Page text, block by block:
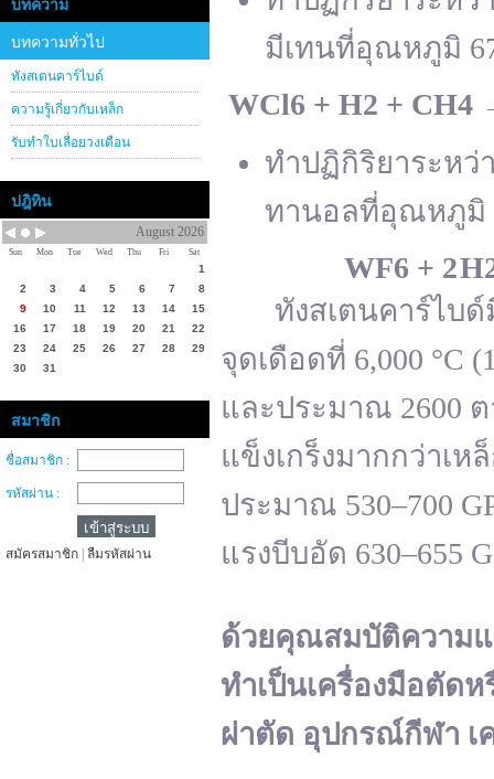
บทความ
บทความทั่วไป
ทังสเตนคาร์ไบด์
ความรู้เกี่ยวกับเหล็ก
รับทำใบเลื่อยวงเดือน
ปฎิทิน
August 2026
Sun Mon Tue Wed Thu Fri Sat
1
2
3 4 5 6 7
8
9
10 11 12 13 14
15
16
17 18 19 20 21
22
23
24 25 26 27 28
29
30
31
สมาชิก
ชื่อสมาชิก :
รหัสผ่าน :
สมัครสมาชิก ลืมรหัสผ่าน
มีเทนที่อุณหภูมิ
WCl6 + H2 + CH4
ทำปฏิกิริยาระหว่
ทานอลที่อุณหภูมิ
WF6 + 2 H
ทังสเตนคาร์ไบด์มี
จุดเดือดที่ 6,000 °C
และประมาณ 2600
แข็งเกร็งมากกว่าเ
ประมาณ 530–700
แรงบีบอัด 630–655
ด้วยคุณสมบัติความแ
ทำเป็นเครื่องมือตัดห
ผ่าตัด อุปกรณ์กีฬา เ